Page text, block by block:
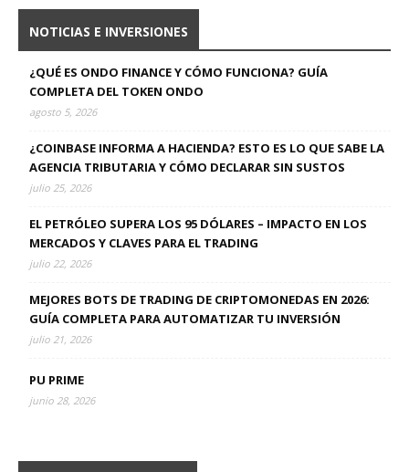
NOTICIAS E INVERSIONES
¿QUÉ ES ONDO FINANCE Y CÓMO FUNCIONA? GUÍA
COMPLETA DEL TOKEN ONDO
agosto 5, 2026
¿COINBASE INFORMA A HACIENDA? ESTO ES LO QUE SABE LA
AGENCIA TRIBUTARIA Y CÓMO DECLARAR SIN SUSTOS
julio 25, 2026
EL PETRÓLEO SUPERA LOS 95 DÓLARES – IMPACTO EN LOS
MERCADOS Y CLAVES PARA EL TRADING
julio 22, 2026
MEJORES BOTS DE TRADING DE CRIPTOMONEDAS EN 2026:
GUÍA COMPLETA PARA AUTOMATIZAR TU INVERSIÓN
julio 21, 2026
PU PRIME
junio 28, 2026